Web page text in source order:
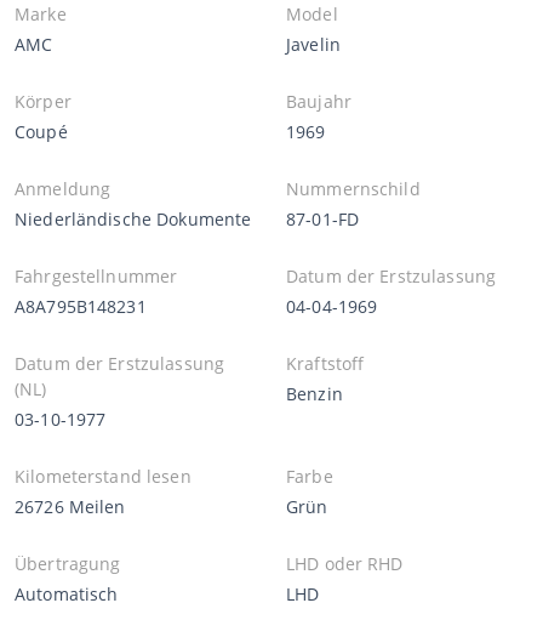
Marke
AMC
Model
Javelin
Körper
Coupé
Baujahr
1969
Anmeldung
Niederländische Dokumente
Nummernschild
87-01-FD
Fahrgestellnummer
A8A795B148231
Datum der Erstzulassung
04-04-1969
Datum der Erstzulassung
(NL)
03-10-1977
Kraftstoff
Benzin
Kilometerstand lesen
26726 Meilen
Farbe
Grün
Übertragung
Automatisch
LHD oder RHD
LHD